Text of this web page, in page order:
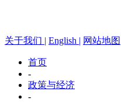
关于我们 | English | 网站地图
首页
-
政策与经济
-